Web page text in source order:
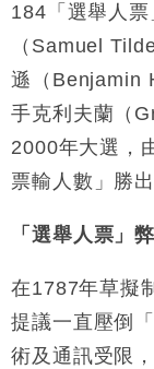
184「選舉人
（Samuel
遜（Benjamin
手克利夫蘭（
2000年大選，
票輸人數」勝
「選舉人票」
在1787年草擬
提議一直壓倒
術及通訊受限